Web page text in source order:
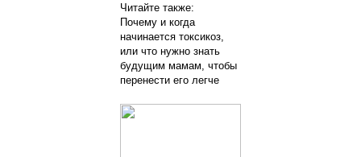
Читайте также:
Почему и когда
начинается токсикоз,
или что нужно знать
будущим мамам, чтобы
перенести его легче